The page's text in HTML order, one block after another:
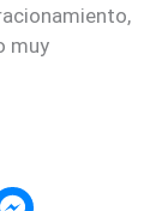
muy